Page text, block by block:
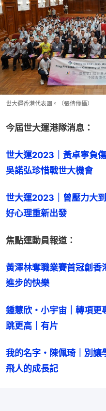
世大運香港代表團。（張倩儀攝）
今屆世大運港隊消息：
世大運2023｜黃卓寧負
吳諾弘珍惜戰世大機會
世大運2023｜曾壓力大
好心理重新出發
焦點運動員報道：
黃澤林奪職業賽首冠創香
進步的快樂
鍾慧欣・小宇宙｜轉項更
跳更高｜有片
我的名字・陳佩琦｜別讓
飛人的成長記